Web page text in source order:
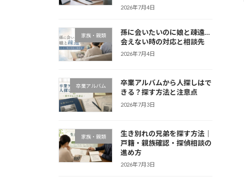
2026年7月4日
家族・親類
孫に会いたいのに娘と疎遠…
会えない時の対応と相談先
2026年7月4日
卒業アルバム
卒業アルバムから人探しはで
きる？探す方法と注意点
2026年7月3日
家族・親類
生き別れの兄弟を探す方法｜
戸籍・親族確認・探偵相談の
進め方
2026年7月3日